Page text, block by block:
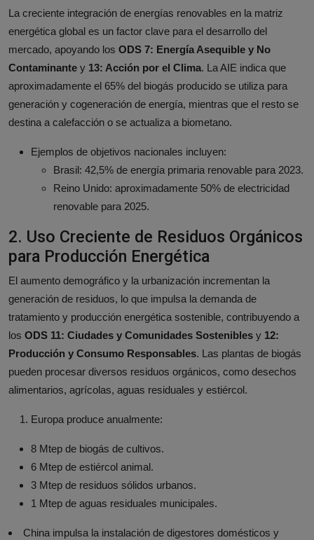
La creciente integración de energías renovables en la matriz
energética global es un factor clave para el desarrollo del
mercado, apoyando los ODS 7: Energía Asequible y No
Contaminante y 13: Acción por el Clima. La AIE indica que
aproximadamente el 65% del biogás producido se utiliza para
generación y cogeneración de energía, mientras que el resto se
destina a calefacción o se actualiza a biometano.
Ejemplos de objetivos nacionales incluyen:
Brasil: 42,5% de energía primaria renovable para 2023.
Reino Unido: aproximadamente 50% de electricidad
renovable para 2025.
2. Uso Creciente de Residuos Orgánicos
para Producción Energética
El aumento demográfico y la urbanización incrementan la
generación de residuos, lo que impulsa la demanda de
tratamiento y producción energética sostenible, contribuyendo a
los ODS 11: Ciudades y Comunidades Sostenibles y 12:
Producción y Consumo Responsables. Las plantas de biogás
pueden procesar diversos residuos orgánicos, como desechos
alimentarios, agrícolas, aguas residuales y estiércol.
Europa produce anualmente:
8 Mtep de biogás de cultivos.
6 Mtep de estiércol animal.
3 Mtep de residuos sólidos urbanos.
1 Mtep de aguas residuales municipales.
China impulsa la instalación de digestores domésticos y